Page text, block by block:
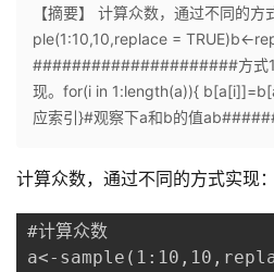
个
页
开
【摘要】 计算众数，通过不同的
ple(1:10,10,replace = TRUE)b<-
#####################方式1
现。for(i in 1:length(a)){
应索引}#观察下a和b的值
计算众数，通过不同的方式实现：
#计算众数
a<-